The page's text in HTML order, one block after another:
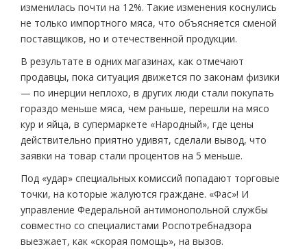
изменилась почти на 12%. Такие изменения коснулись
не только импортного мяса, что объясняется сменой
поставщиков, но и отечественной продукции.
В результате в одних магазинах, как отмечают
продавцы, пока ситуация движется по законам физики
— по инерции неплохо, в других люди стали покупать
гораздо меньше мяса, чем раньше, перешли на мясо
кур и яйца, в супермаркете «Народный», где цены
действительно приятно удивят, сделали вывод, что
заявки на товар стали процентов на 5 меньше.
Под «удар» специальных комиссий попадают торговые
точки, на которые жалуются граждане. «Фас»! И
управление Федеральной антимонопольной службы
совместно со специалистами Роспотребнадзора
выезжает, как «скорая помощь», на вызов.